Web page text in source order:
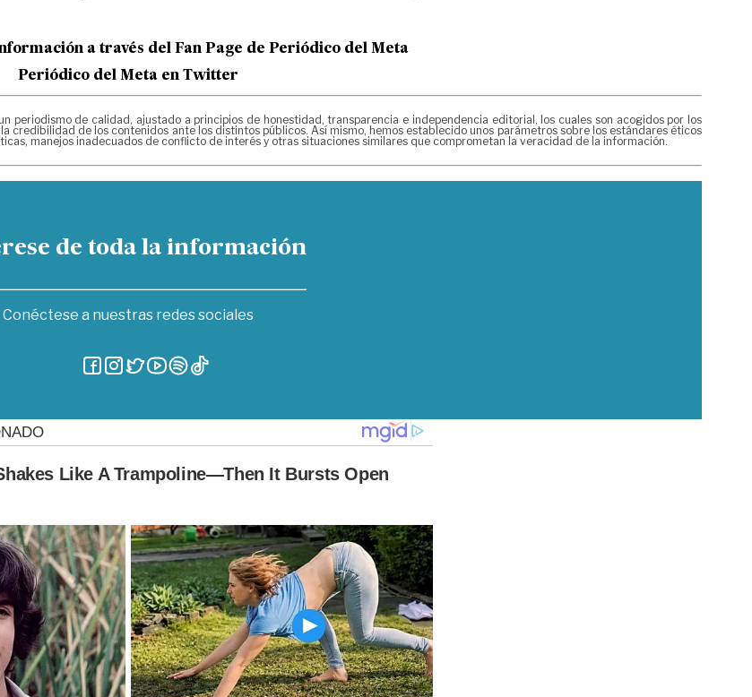
a través del Fan Page de Periódico del Meta
Periódico del Meta en Twitter
periodismo de calidad, ajustado a principios de honestidad, transparencia e independencia editorial, los cuales son acogidos por los
credibilidad de los contenidos ante los distintos públicos. Así mismo, hemos establecido unos parámetros sobre los estándares éticos
manejos inadecuados de conflicto de interés y otras situaciones similares que comprometan la veracidad de la información.
de toda la información
Conéctese a nuestras redes sociales